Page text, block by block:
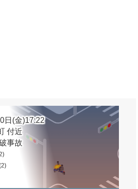
日(金)17:22
付近
事故